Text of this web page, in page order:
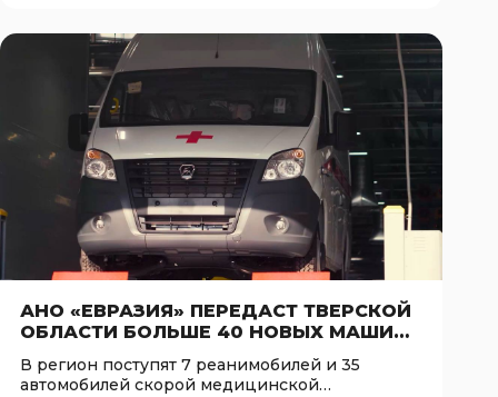
АНО «ЕВРАЗИЯ» ПЕРЕДАСТ ТВЕРСКОЙ
ОБЛАСТИ БОЛЬШЕ 40 НОВЫХ МАШИН
СКОРОЙ ПОМОЩИ УЖЕ В СЕНТЯБРЕ
В регион поступят 7 реанимобилей и 35
автомобилей скорой медицинской